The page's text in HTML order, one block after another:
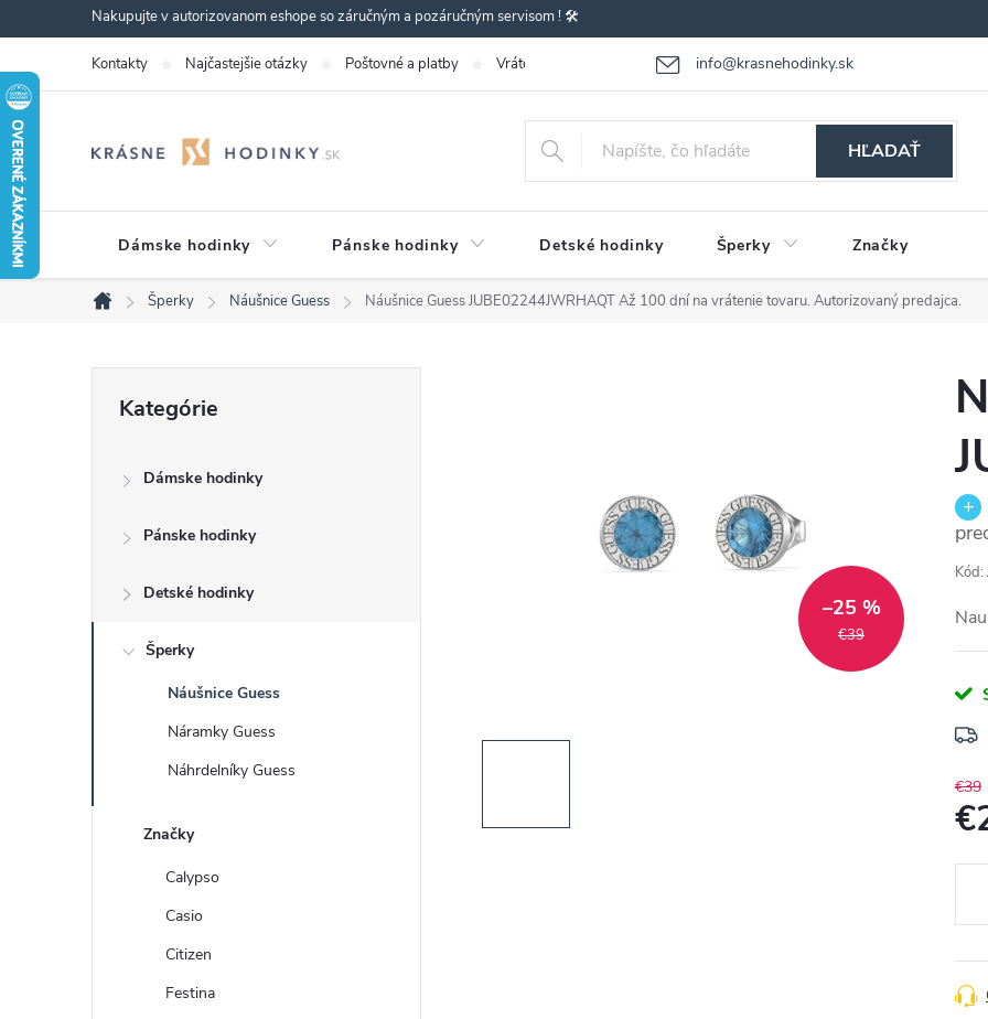
na
obsah
Nakupujte v autorizovanom eshope so záručným a pozáručným servisom ! 🛠️
info@krasnehodinky.sk
Kontakty Najčastejšie otázky Poštovné a platby Vrátenie-výmena tovaru Reklamácia tovaru Obchodné podmienky
HĽADAŤ
Dámske hodinky Pánske hodinky Detské hodinky Šperky Značky
Domov
Šperky Náušnice Guess Náušnice Guess JUBE02244JWRHAQTAž 100 dní na vrátenie tovaru. Autorizovaný predajca.
ý
kategórie
Kategórie
Dámske hodinky
Pánske hodinky
Detské hodinky
Šperky
Náušnice Guess
Náramky Guess
Náhrdelníky Guess
Značky
Calypso
Casio
Citizen
Festina
€39
–25 %
Kód:
€39